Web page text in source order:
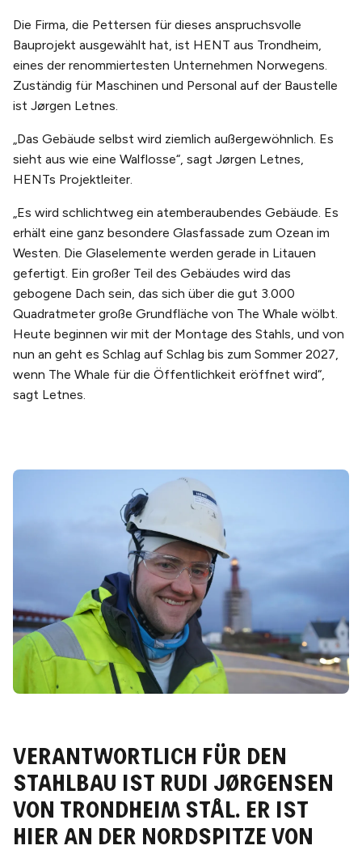
Die Firma, die Pettersen für dieses anspruchsvolle
Bauprojekt ausgewählt hat, ist HENT aus Trondheim,
eines der renommiertesten Unternehmen Norwegens.
Zuständig für Maschinen und Personal auf der Baustelle
ist Jørgen Letnes.
„Das Gebäude selbst wird ziemlich außergewöhnlich. Es
sieht aus wie eine Walflosse“, sagt Jørgen Letnes,
HENTs Projektleiter.
„Es wird schlichtweg ein atemberaubendes Gebäude. Es
erhält eine ganz besondere Glasfassade zum Ozean im
Westen. Die Glaselemente werden gerade in Litauen
gefertigt. Ein großer Teil des Gebäudes wird das
gebogene Dach sein, das sich über die gut 3.000
Quadratmeter große Grundfläche von The Whale wölbt.
Heute beginnen wir mit der Montage des Stahls, und von
nun an geht es Schlag auf Schlag bis zum Sommer 2027,
wenn The Whale für die Öffentlichkeit eröffnet wird“,
sagt Letnes.
Verantwortlich für den
Stahlbau ist Rudi Jørgensen
von Trondheim Stål. Er ist
hier an der Nordspitze von